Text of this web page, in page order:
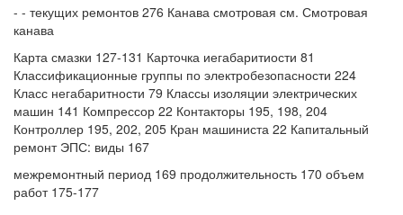
- - текущих ремонтов 276 Канава смотровая см. Смотровая
канава
Карта смазки 127-131 Карточка иегабаритиости 81
Классификационные группы по электробезопасности 224
Класс негабаритности 79 Классы изоляции электрических
машин 141 Компрессор 22 Контакторы 195, 198, 204
Контроллер 195, 202, 205 Кран машиниста 22 Капитальный
ремонт ЭПС: виды 167
межремонтный период 169 продолжительность 170 объем
работ 175-177